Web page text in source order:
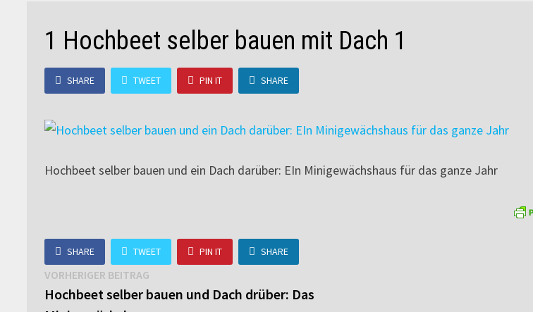
1 Hochbeet selber bauen mit Dach 1
SHARE TWEET PIN IT SHARE
Hochbeet selber bauen und ein Dach darüber: EIn Minigewächshaus für das ganze Jahr
SHARE TWEET PIN IT SHARE
Beitragsnavigation
VORHERIGER BEITRAG
Beitrag:
Hochbeet selber bauen und Dach drüber: Das